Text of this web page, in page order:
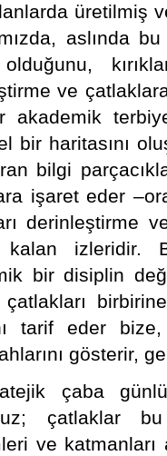
üretilmiş
aslında
ve
akademik
bir haritasını
bilgi
işaret eder
derinleştirme
izleridir.
bir disiplin
tarif eder
gösterir,
çaba
çatlaklar bu
ve katmanları